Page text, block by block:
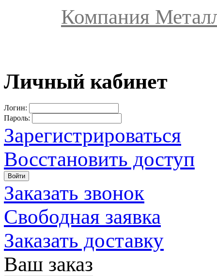
Компания
Личный кабинет
Логин:
Пароль:
Зарегистрироваться
Восстановить доступ
Войти
Заказать звонок
Свободная заявка
Заказать доставку
Ваш заказ